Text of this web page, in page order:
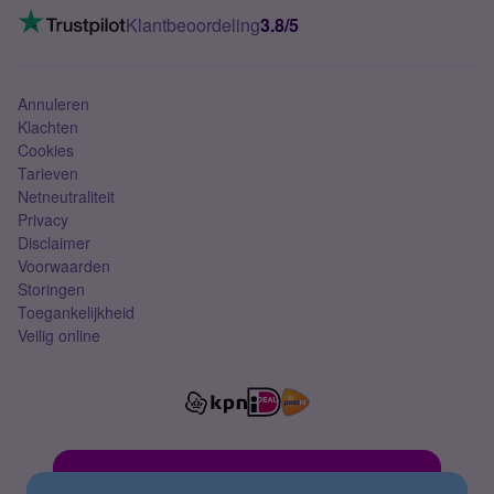
Mobiel abonnement
VoLTE 4G bellenKlantbeoordeling3.8/5
Annuleren
Klachten
Cookies
Tarieven
Netneutraliteit
Privacy
Disclaimer
Voorwaarden
Storingen
Toegankelijkheid
Veilig online